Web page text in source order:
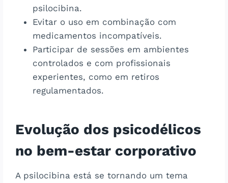
psilocibina.
Evitar o uso em combinação com
medicamentos incompatíveis.
Participar de sessões em ambientes
controlados e com profissionais
experientes, como em retiros
regulamentados.
Evolução dos psicodélicos
no bem-estar corporativo
A psilocibina está se tornando um tema